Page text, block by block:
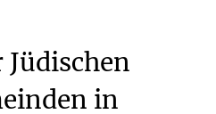
Jüdischen
in